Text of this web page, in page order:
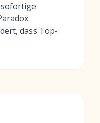
sofortige
dass Top-